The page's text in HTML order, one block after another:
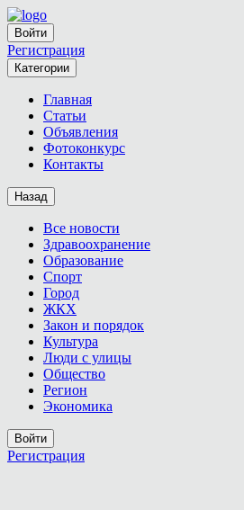
Войти
Регистрация
Категории
Главная
Статьи
Объявления
Фотоконкурс
Контакты
Назад
Все новости
Здравоохранение
Образование
Спорт
Город
ЖКХ
Закон и порядок
Культура
Люди с улицы
Общество
Регион
Экономика
Войти
Регистрация